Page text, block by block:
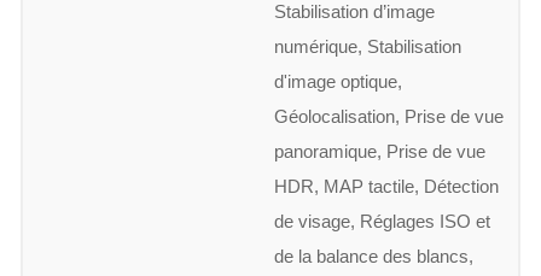
Stabilisation d’image
numérique, Stabilisation
d'image optique,
Géolocalisation, Prise de vue
panoramique, Prise de vue
HDR, MAP tactile, Détection
de visage, Réglages ISO et
de la balance des blancs,